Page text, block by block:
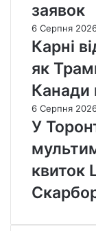
заявок
6 Серпня
Карні
як
Канади
6 Серпня
У
квиток